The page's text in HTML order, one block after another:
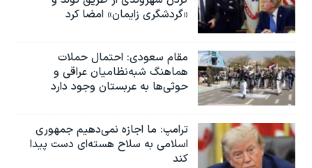
«گردشگری زایمان» امضا کرد
مقام سعودی: احتمال حملات
هماهنگ شبه‌نظامیان عراقی و
حوثی‌ها به عربستان وجود دارد
ترامپ: ما اجازه نمی‌دهیم جمهوری
اسلامی به سلاح هسته‌ای دست پیدا
کند